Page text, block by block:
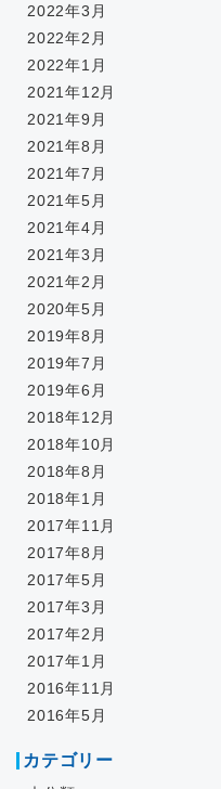
2022年3月
2022年2月
2022年1月
2021年12月
2021年9月
2021年8月
2021年7月
2021年5月
2021年4月
2021年3月
2021年2月
2020年5月
2019年8月
2019年7月
2019年6月
2018年12月
2018年10月
2018年8月
2018年1月
2017年11月
2017年8月
2017年5月
2017年3月
2017年2月
2017年1月
2016年11月
2016年5月
カテゴリー